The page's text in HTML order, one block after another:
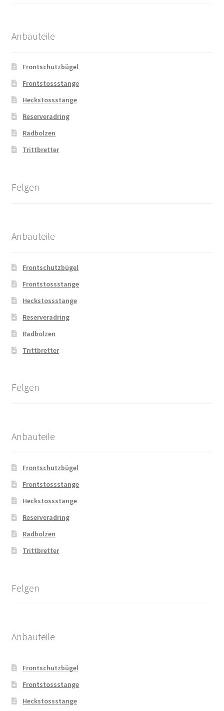
Anbauteile
Frontschutzbügel
Frontstossstange
Heckstossstange
Reserveradring
Radbolzen
Trittbretter
Felgen
Anbauteile
Frontschutzbügel
Frontstossstange
Heckstossstange
Reserveradring
Radbolzen
Trittbretter
Felgen
Anbauteile
Frontschutzbügel
Frontstossstange
Heckstossstange
Reserveradring
Radbolzen
Trittbretter
Felgen
Anbauteile
Frontschutzbügel
Frontstossstange
Heckstossstange